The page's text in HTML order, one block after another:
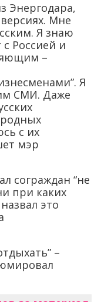
Энергодара,
Мне
Я знаю
Россией и
–
Я
СМИ. Даже
с их
мэр
сограждан “не
при каких
это
–